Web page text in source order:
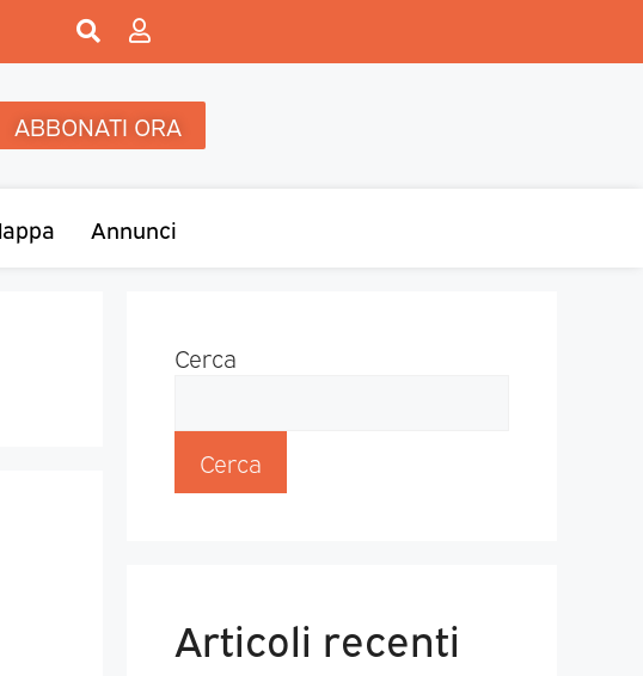
ABBONATI ORA
Annunci
Cerca
Cerca
Articoli recenti